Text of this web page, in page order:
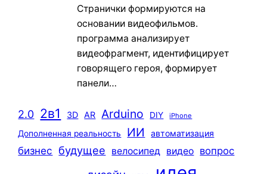
Странички формируются на
основании видеофильмов.
программа анализирует
видеофрагмент, идентифицирует
говорящего героя, формирует
панели…
2.0 2в1 3D AR Arduino DIY iPhone
Дополненная реальность ИИ автоматизация
бизнес будущее велосипед видео вопрос